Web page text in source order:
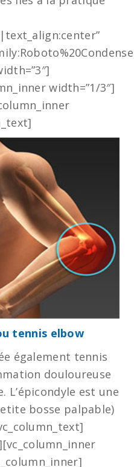
width=”1/3″]
tennis elbow
également tennis
douloureuse
est une
bosse palpable)